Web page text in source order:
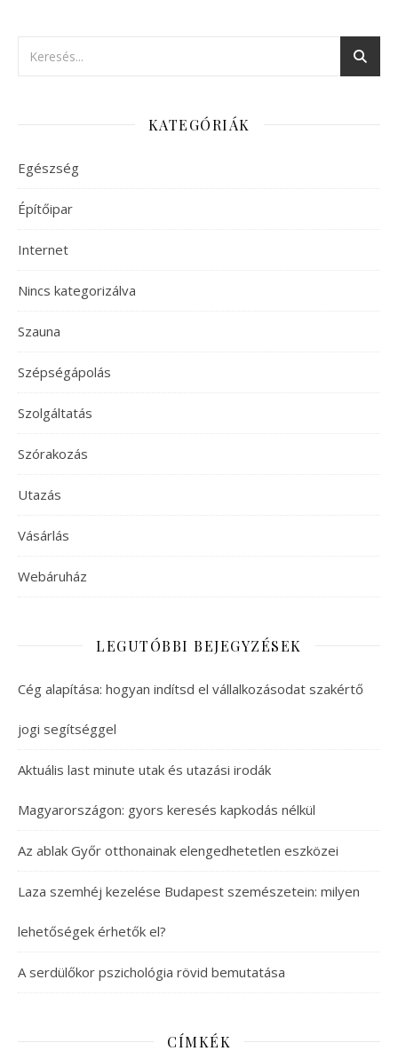
KATEGÓRIÁK
Egészség
Építőipar
Internet
Nincs kategorizálva
Szauna
Szépségápolás
Szolgáltatás
Szórakozás
Utazás
Vásárlás
Webáruház
LEGUTÓBBI BEJEGYZÉSEK
Cég alapítása: hogyan indítsd el vállalkozásodat szakértő
jogi segítséggel
Aktuális last minute utak és utazási irodák
Magyarországon: gyors keresés kapkodás nélkül
Az ablak Győr otthonainak elengedhetetlen eszközei
Laza szemhéj kezelése Budapest szemészetein: milyen
lehetőségek érhetők el?
A serdülőkor pszichológia rövid bemutatása
CÍMKÉK